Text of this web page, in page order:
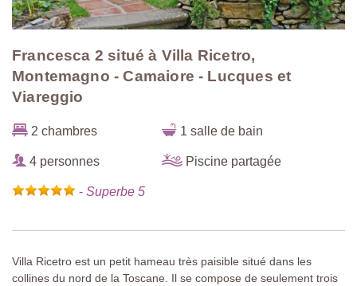
Francesca 2 situé à Villa Ricetro,
Montemagno - Camaiore - Lucques et
Viareggio
2 chambres 1 salle de bain
4 personnes Piscine partagée
- Superbe 5
Villa Ricetro est un petit hameau très paisible situé dans les
collines du nord de la Toscane. Il se compose de seulement trois